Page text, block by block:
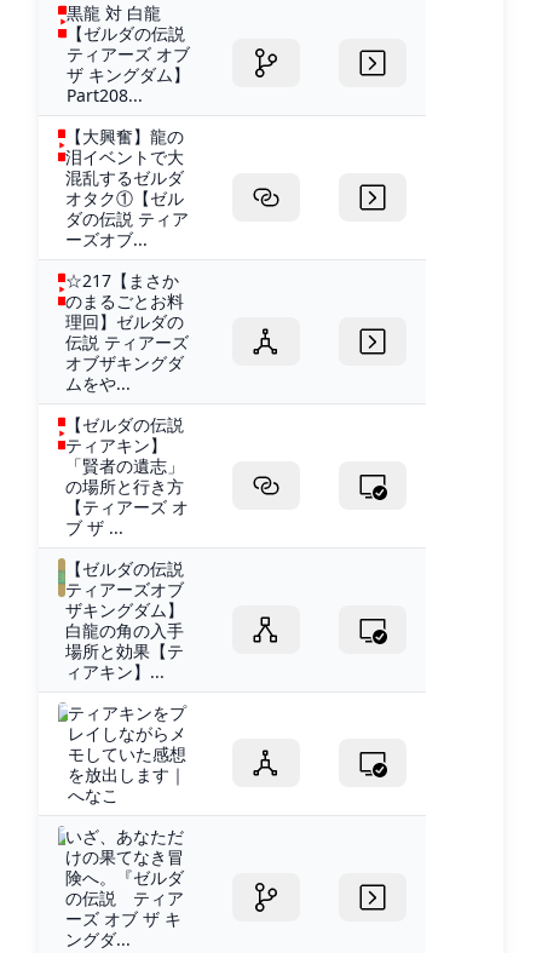
黒龍 対 白龍
【ゼルダの伝説
ティアーズ オブ
ザ キングダム】
Part208...
【大興奮】龍の
泪イベントで大
混乱するゼルダ
オタク①【ゼル
ダの伝説 ティア
ーズオブ...
☆217【まさか
のまるごとお料
理回】ゼルダの
伝説 ティアーズ
オブザキングダ
ムをや...
【ゼルダの伝説
ティアキン】
「賢者の遺志」
の場所と行き方
【ティアーズ オ
ブ ザ ...
【ゼルダの伝説
ティアーズオブ
ザキングダム】
白龍の角の入手
場所と効果【テ
ィアキン】...
ティアキンをプ
レイしながらメ
モしていた感想
を放出します｜
へなこ
いざ、あなただ
けの果てなき冒
険へ。『ゼルダ
の伝説 ティア
ーズ オブ ザ キ
ングダ...